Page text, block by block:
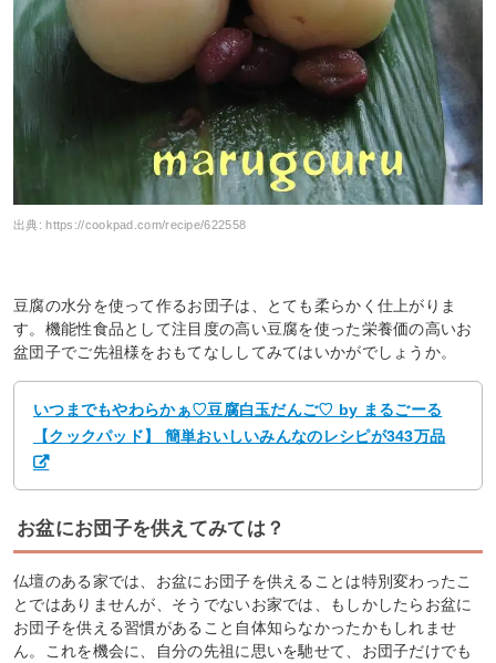
出典:https://cookpad.com/recipe/622558
豆腐の水分を使って作るお団子は、とても柔らかく仕上がりま
す。機能性食品として注目度の高い豆腐を使った栄養価の高いお
盆団子でご先祖様をおもてなししてみてはいかがでしょうか。
いつまでもやわらかぁ♡豆腐白玉だんご♡ by まるごーる
【クックパッド】 簡単おいしいみんなのレシピが343万品
お盆にお団子を供えてみては？
仏壇のある家では、お盆にお団子を供えることは特別変わったこ
とではありませんが、そうでないお家では、もしかしたらお盆に
お団子を供える習慣があること自体知らなかったかもしれませ
ん。これを機会に、自分の先祖に思いを馳せて、お団子だけでも